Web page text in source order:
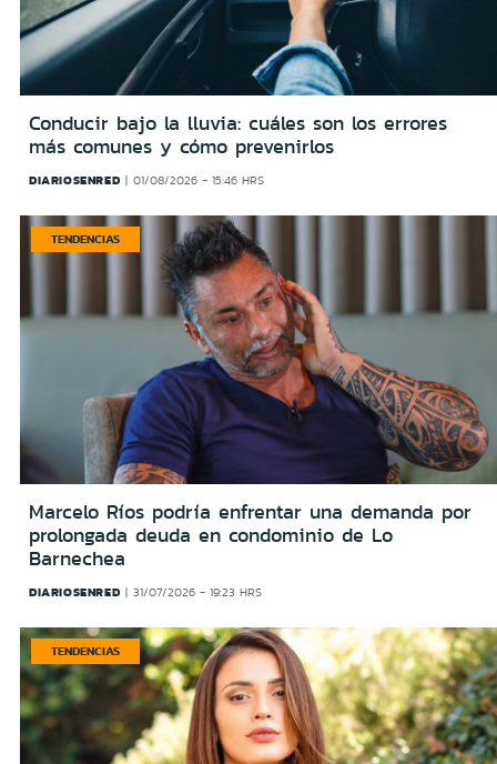
Conducir bajo la lluvia: cuáles son los errores
más comunes y cómo prevenirlos
DIARIOSENRED 01/08/2026 - 15:46 HRS
TENDENCIAS
Marcelo Ríos podría enfrentar una demanda por
prolongada deuda en condominio de Lo
Barnechea
DIARIOSENRED 31/07/2026 - 19:23 HRS
TENDENCIAS